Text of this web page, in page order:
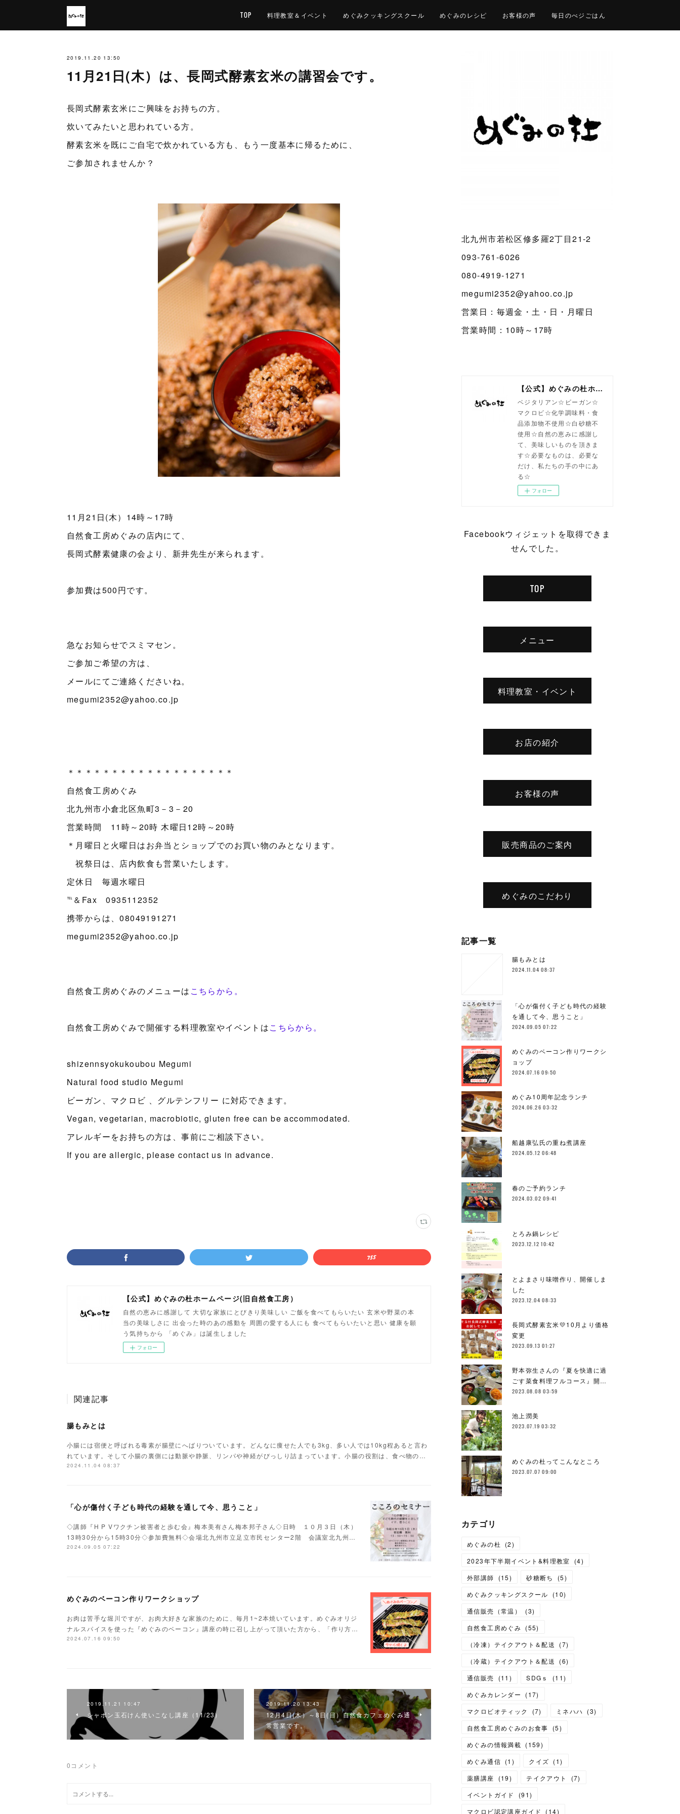
TOP 料理教室＆イベント めぐみクッキングスクール めぐみのレシピ お客様の声 毎日のべジごはん
2019.11.20 13:50
11月21日(木）は、長岡式酵素玄米の講習会です。
長岡式酵素玄米にご興味をお持ちの方。
炊いてみたいと思われている方。
酵素玄米を既にご自宅で炊かれている方も、もう一度基本に帰るために、
ご参加されませんか？
11月21日(木）14時～17時
自然食工房めぐみの店内にて、
長岡式酵素健康の会より、新井先生が来られます。
参加費は500円です。
急なお知らせでスミマセン。
ご参加ご希望の方は、
メールにてご連絡くださいね。
megumi2352@yahoo.co.jp
＊＊＊＊＊＊＊＊＊＊＊＊＊＊＊＊＊＊＊
自然食工房めぐみ
北九州市小倉北区魚町3－3－20
営業時間 11時～20時 木曜日12時～20時
＊月曜日と火曜日はお弁当とショップでのお買い物のみとなります。
祝祭日は、店内飲食も営業いたします。
定休日 毎週水曜日
℡＆Fax 0935112352
携帯からは、08049191271
megumi2352@yahoo.co.jp
自然食工房めぐみのメニューは こちらから。
自然食工房めぐみで開催する料理教室やイベントはこちらから。
shizennsyokukoubou Megumi
Natural food studio Megumi
ビーガン、マクロビ 、グルテンフリー に対応できます。
Vegan, vegetarian, macrobiotic, gluten free can be accommodated.
アレルギーをお持ちの方は、事前にご相談下さい。
If you are allergic, please contact us in advance.
【公式】めぐみの杜ホームページ(旧自然食工房）
自然の恵みに感謝して 大切な家族にとびきり美味しい ご飯を食べてもらいたい 玄米や野菜の本
当の美味しさに 出会った時のあの感動を 周囲の愛する人にも 食べてもらいたいと思い 健康を願
う気持ちから 「めぐみ」は誕生しました
フォロー
関連記事
腸もみとは
小腸には宿便と呼ばれる毒素が腸壁にへばりついています。どんなに痩せた人でも3kg、多い人では10kg程あると言わ
れています。そして小腸の裏側には動脈や静脈、リンパや神経がびっしり詰まっています。小腸の役割は、食べ物の…
2024.11.04 08:37
「心が傷付く子ども時代の経験を通して今、思うこと」
◇講師『H P Vワクチン被害者と歩む会』梅本美有さん梅本邦子さん◇日時 １０月３日（木）
13時30分から15時30分◇参加費無料◇会場北九州市立足立市民センター2階 会議室北九州…
2024.09.05 07:22
めぐみのベーコン作りワークショップ
お肉は苦手な堀川ですが、お肉大好きな家族のために、毎月1~2本焼いています。めぐみオリジ
ナルスパイスを使った『めぐみのベーコン』講座の時に召し上がって頂いた方から、「作り方…
2024.07.16 09:50
2019.11.21 10:47
シャボン玉石けん使いこなし講座（11/23）
2019.11.20 13:43
12月4日(木）～8日(日）自然食カフェめぐみ通
常営業です。
0 コメント
北九州市若松区修多羅2丁目21-2
093-761-6026
080-4919-1271
megumi2352@yahoo.co.jp
営業日：毎週金・土・日・月曜日
営業時間：10時～17時
【公式】めぐみの杜ホームページ(旧自然食工房）
ベジタリアン☆ビーガン☆
マクロビ☆化学調味料・食
品添加物不使用☆白砂糖不
使用☆自然の恵みに感謝し
て、美味しいものを頂きま
す☆必要なものは、必要な
だけ、私たちの手の中にあ
る☆
フォロー
Facebookウィジェットを取得できま
せんでした。
TOP
メニュー
料理教室・イベント
お店の紹介
お客様の声
販売商品のご案内
めぐみのこだわり
記事一覧
腸もみとは
2024.11.04 08:37
「心が傷付く子ども時代の経験
を通して今、思うこと」
2024.09.05 07:22
めぐみのベーコン作りワークシ
ョップ
2024.07.16 09:50
めぐみ10周年記念ランチ
2024.06.26 03:32
船越康弘氏の重ね煮講座
2024.05.12 06:48
春のご予約ランチ
2024.03.02 09:41
とろみ鍋レシピ
2023.12.12 10:42
とよまさり味噌作り、開催しま
した
2023.12.04 08:33
長岡式酵素玄米💛10月より価格
変更
2023.09.13 01:27
野本弥生さんの『夏を快適に過
ごす菜食料理フルコース』開…
2023.08.08 03:59
池上潤美
2023.07.19 03:32
めぐみの杜ってこんなところ
2023.07.07 09:00
カテゴリ
めぐみの杜 (2)
2023年下半期イベント&料理教室
(4)
外部講師
(15) 砂糖断ち (5)
めぐみクッキングスクール
(10)
通信販売（常温）
(3)
自然食工房めぐみ (55)
（冷凍）テイクアウト＆配送
(7)
（冷蔵）テイクアウト＆配送
(6)
通信販売
(11 ) SDGｓ (11)
めぐみカレンダー
(17)
マクロビオティック
(7) ミネハハ (3)
自然食工房めぐみのお食事
(5)
めぐみの情報満載 (159)
めぐみ通信 (1 ) クイズ (1)
薬膳講座
(19) テイクアウト (7)
イベントガイド
(91)
マクロビ認定講座ガイド
(14)